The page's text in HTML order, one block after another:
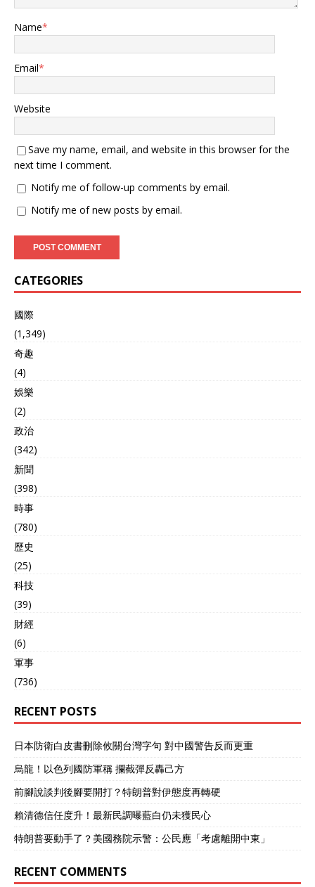
的。 在外交部以此做出回应
后，西方媒体也消停了一阵
子，不过接着问题又来了。
本月25号，特朗普在白宫发
出“邀约”，想让中国加入美
俄核裁军进程。 美国和俄罗
斯的核裁军从上个世纪就开
始了，围绕着《新削减战略
武器条约》，中间也是断断
续续持续了几十年。 到俄乌
冲突之后，美俄军控条约基
本上完全断了，一直到特朗
谈判桌之后，美俄准备再谈
续约的事情。 但特朗普在白
宫告诉记者，美国和俄罗斯
讨论限制核武器的数量，同
时也希望把中国纳入其中，
因为中国拥有的核武器排行
全球第三，为了“地球安
全”考虑，希望中国也能加
从表面上来看，特朗普这次
主打的是和俄罗斯谈核军
加入。 但事实并非如此，美
国盯上中国核问题已经很久
了。 过去几年，五角大楼几
乎是每年一份分析中国核武
器的“战略文件”，官员们也
多次表达“担忧”，各种渲染
中国核力量增长快等等。 美
媒一度认为，特朗普和俄罗
斯的核裁军并不是要紧事
项，当前最要紧的是美国如
程中。 特朗普现在关注亚太
地区对手，要远多于欧洲地
区。 在特朗普等了两天后，
27日中国也用8个字回应了
美国的要求，是“既不合理也
不现实”。 这次的回应相比
于上次更加简洁明确，因为
外交部明确：中国和美、俄
的核武器数量，以及政策、
战略等问题上完全不同。 这
于西方的， 尤其是对于美俄
两个从上世纪50年代就开始
弹危机”一路走过来的两个国
家，和我国的完全不在一条
道路上。 那么中国为什么会
明确拒绝特朗普的要求？中
方提到的一个重点就是中美
俄核力量不平衡。 先看美俄
核裁军这件事的结果，他们
到现在号称裁撤核武器战略
已经执行了几十年，至今俄
罗斯仍然保留最少4300多枚
核弹头。 美国还保留最少
3700枚核弹头，这已经是远
超出国家“安全自卫”的需要
Name*
Email*
Website
Save my name, email, and website in this browser for the
next time I comment.
Notify me of follow-up comments by email.
Notify me of new posts by email.
CATEGORIES
國際
(1,349)
奇趣
(4)
娛樂
(2)
政治
(342)
新聞
(398)
時事
(780)
歷史
(25)
科技
(39)
財經
(6)
軍事
(736)
RECENT POSTS
日本防衛白皮書刪除攸關台灣字句 對中國警告反而更重
烏龍！以色列國防軍稱 攔截彈反轟己方
前腳說談判後腳要開打？特朗普對伊態度再轉硬
賴清德信任度升！最新民調曝藍白仍未獲民心
特朗普要動手了？美國務院示警：公民應「考慮離開中東」
RECENT COMMENTS